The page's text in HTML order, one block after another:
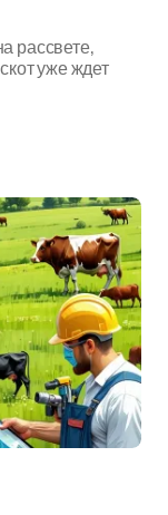
рассвете,
уже ждет